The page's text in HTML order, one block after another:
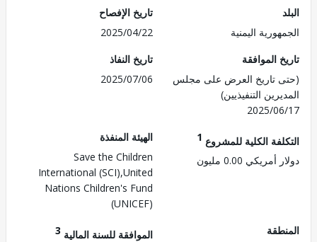
اليمنية
تاريخ الإفصاح
2025/04/22
الموافقة
تاريخ العرض على مجلس
التنفيذيين)
2025/
تاريخ النفاذ
2025/07/06
الكلية للمشروع1
0.00 مليون
الهيئة المنفذة
Save the Children
International (SCI),United
Nations Children's Fund
(UNICEF)
الموافقة للسنة المالية3